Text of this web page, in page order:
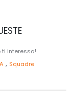
ti interessa!
, Squadre